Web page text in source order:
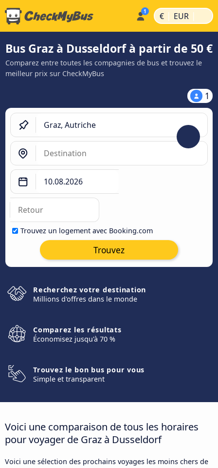
€ | EUR |
Bus Graz à Dusseldorf à partir de 50 €
Comparez entre toutes les compagnies de bus et trouvez le
meilleur prix sur CheckMyBus
1
Trouvez un logement avec Booking.com
Trouvez
Recherchez votre destination
Millions d'offres dans le monde
Comparez les résultats
Économisez jusqu'à 70 %
Trouvez le bon bus pour vous
Simple et transparent
Voici une comparaison de tous les horaires
pour voyager de Graz à Dusseldorf
Voici une sélection des prochains voyages les moins chers de